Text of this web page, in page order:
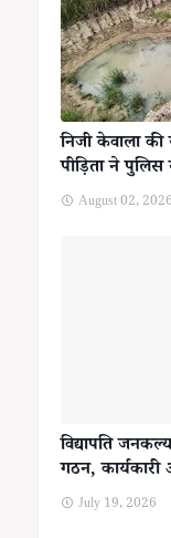
निजी केवाला
पीड़िता ने
August 02, 2026
विद्यापति
गठन,
July 19, 2026